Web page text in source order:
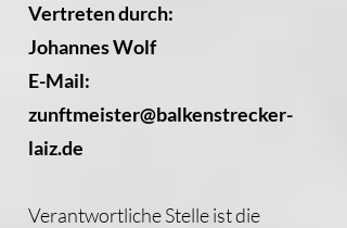
Vertreten durch:
Johannes Wolf
E-Mail:
zunftmeister@balkenstrecker-
laiz.de
Verantwortliche Stelle ist die